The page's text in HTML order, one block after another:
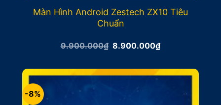
Màn Hình Android Zestech ZX10 Tiêu
Chuẩn
9.900.000₫ Giá
9.900.000₫.
8.900.000₫Giá
là:
8.900.000₫.
-8%